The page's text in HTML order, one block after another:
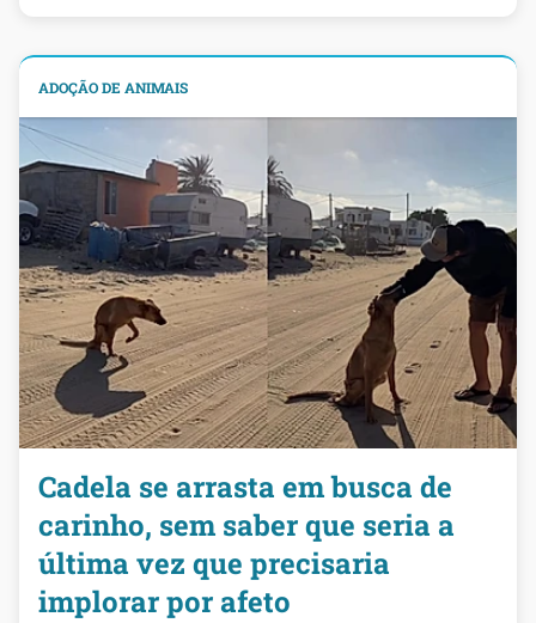
ADOÇÃO DE ANIMAIS
Cadela se arrasta em busca de
carinho, sem saber que seria a
última vez que precisaria
implorar por afeto